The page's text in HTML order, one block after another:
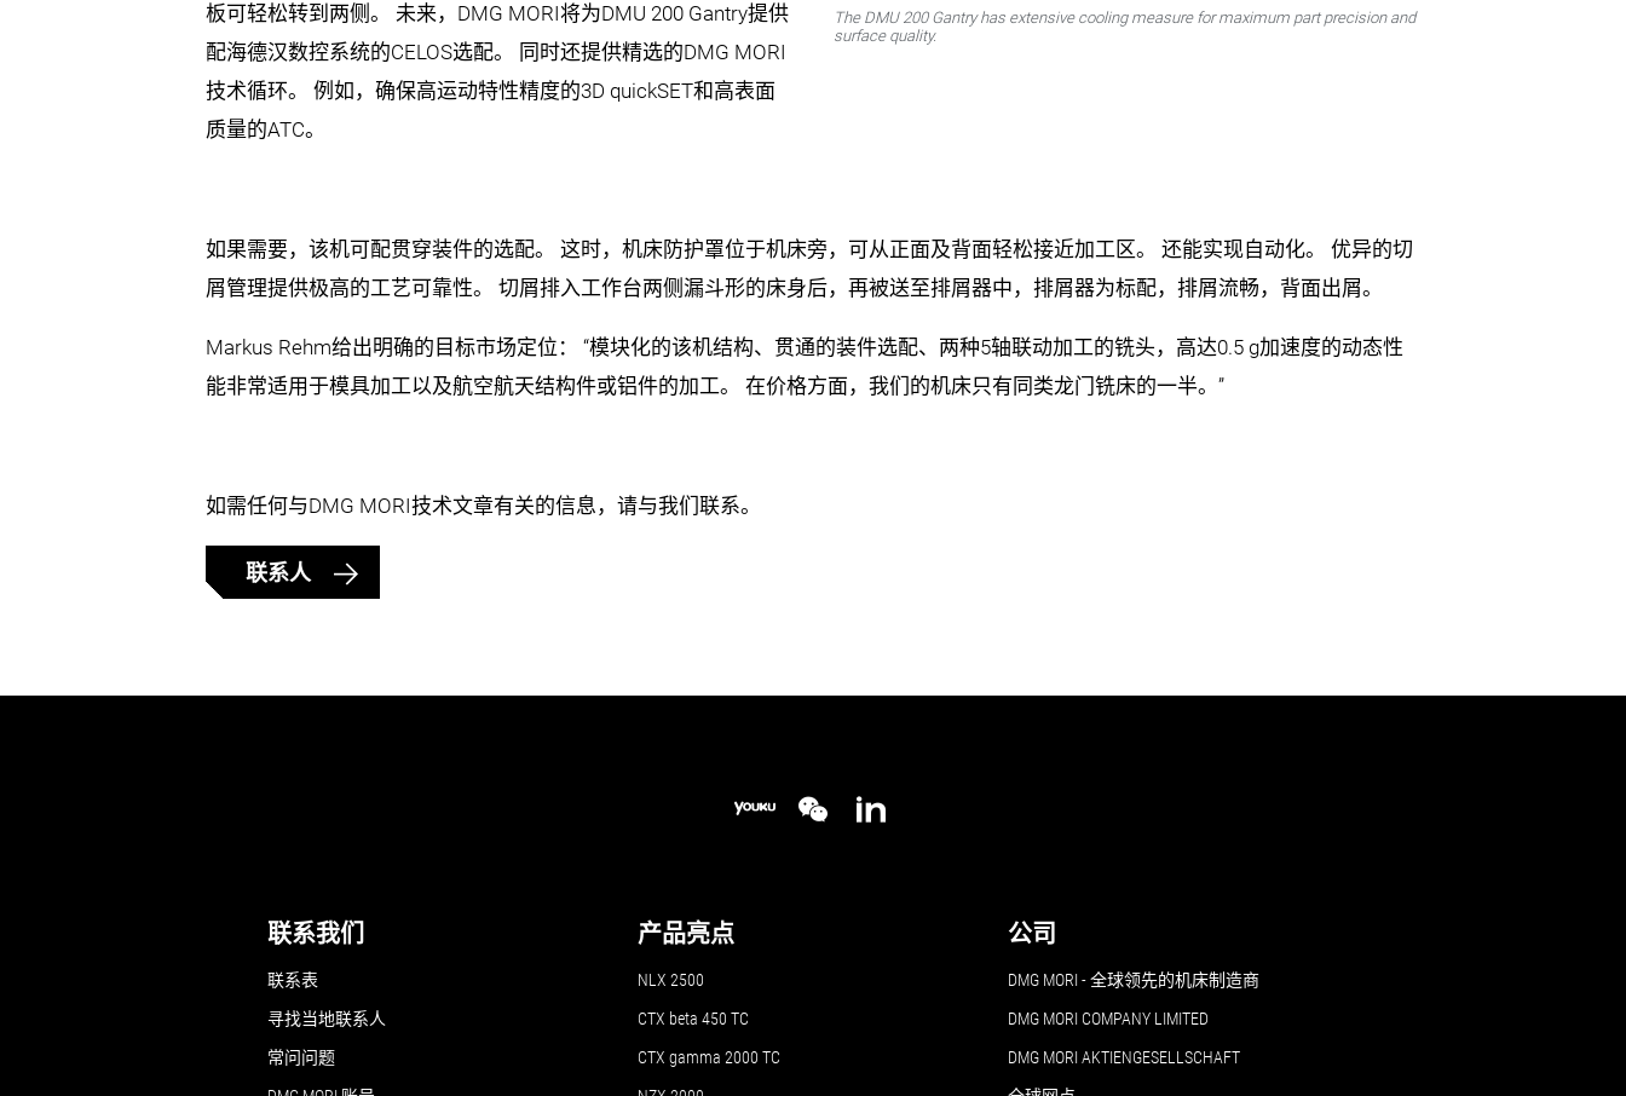
The DMU 200 Gantry has extensive cooling measure for maximum part precision and
surface quality.
板可轻松转到两侧。 未来，DMG MORI将为DMU 200 Gantry提供
配海德汉数控系统的CELOS选配。 同时还提供精选的DMG MORI
技术循环。 例如，确保高运动特性精度的3D quickSET和高表面
质量的ATC。
如果需要，该机可配贯穿装件的选配。 这时，机床防护罩位于机床旁，可从正面及背面轻松接近加工区。 还能实现自动化。 优异的切
屑管理提供极高的工艺可靠性。 切屑排入工作台两侧漏斗形的床身后，再被送至排屑器中，排屑器为标配，排屑流畅，背面出屑。
Markus Rehm给出明确的目标市场定位： “模块化的该机结构、贯通的装件选配、两种5轴联动加工的铣头，高达0.5 g加速度的动态性
能非常适用于模具加工以及航空航天结构件或铝件的加工。 在价格方面，我们的机床只有同类龙门铣床的一半。”
如需任何与DMG MORI技术文章有关的信息，请与我们联系。
联系人
联系我们
联系表
寻找当地联系人
常问问题
产品亮点
NLX 2500
CTX beta 450 TC
CTX gamma 2000 TC
公司
DMG MORI - 全球领先的机床制造商
DMG MORI COMPANY LIMITED
DMG MORI AKTIENGESELLSCHAFT